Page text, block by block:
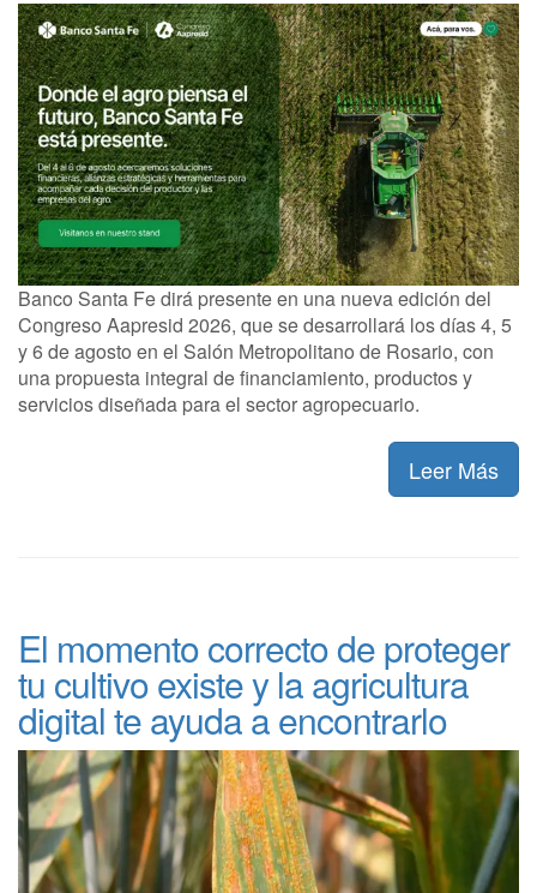
Banco Santa Fe dirá presente en una nueva edición del
Congreso Aapresid 2026, que se desarrollará los días 4, 5
y 6 de agosto en el Salón Metropolitano de Rosario, con
una propuesta integral de financiamiento, productos y
servicios diseñada para el sector agropecuario.
Leer Más
El momento correcto de proteger
tu cultivo existe y la agricultura
digital te ayuda a encontrarlo